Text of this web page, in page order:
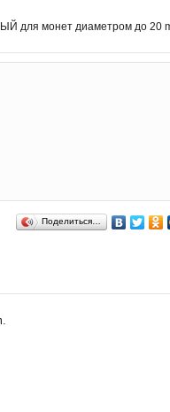
для монет диаметром до 20
Поделиться…